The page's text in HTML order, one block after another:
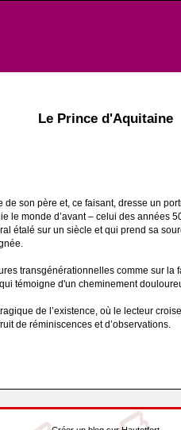
Le Prince d'Aquitaine
de son père et, ce faisant, dresse un
le monde d’avant – celui des années
étalé sur un siècle et qui prend sa
transgénérationnelles comme sur la
témoigne d'un cheminement
de l’existence, où le lecteur
de réminiscences et d’observations.